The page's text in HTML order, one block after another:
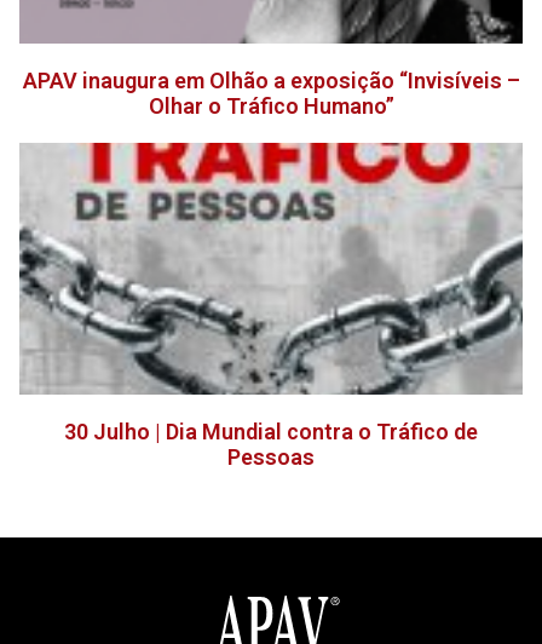
APAV inaugura em Olhão a exposição “Invisíveis –
Olhar o Tráfico Humano”
30 Julho | Dia Mundial contra o Tráfico de
Pessoas